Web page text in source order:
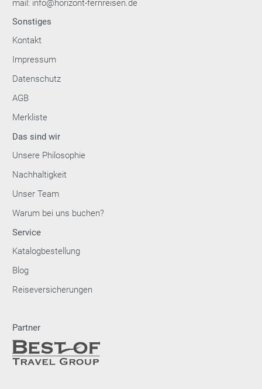
mail: info@horizont-fernreisen.de
Sonstiges
Kontakt
Impressum
Datenschutz
AGB
Merkliste
Das sind wir
Unsere Philosophie
Nachhaltigkeit
Unser Team
Warum bei uns buchen?
Service
Katalogbestellung
Blog
Reiseversicherungen
Partner